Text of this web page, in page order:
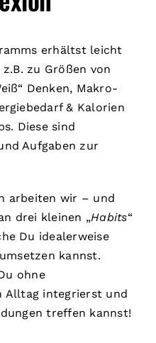
erhältst leicht
zu Größen von
Denken, Makro-
& Kalorien
Diese sind
Aufgaben zur
arbeiten wir – und
drei kleinen „Habits“
Du idealerweise
kannst.
ohne
Alltag integrierst und
treffen kannst!